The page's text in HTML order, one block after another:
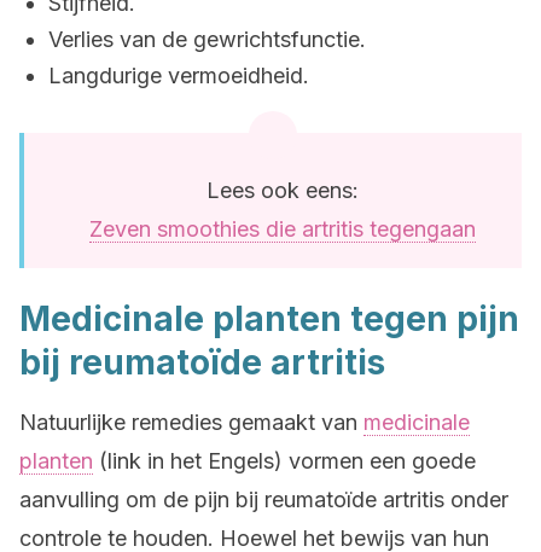
Verlies van de gewrichtsfunctie.
Langdurige vermoeidheid.
Lees ook eens:
Zeven smoothies die artritis tegengaan
Medicinale planten tegen pijn
bij reumatoïde artritis
Natuurlijke remedies gemaakt van medicinale
planten (link in het Engels) vormen een goede
aanvulling om de pijn bij reumatoïde artritis onder
controle te houden. Hoewel het bewijs van hun